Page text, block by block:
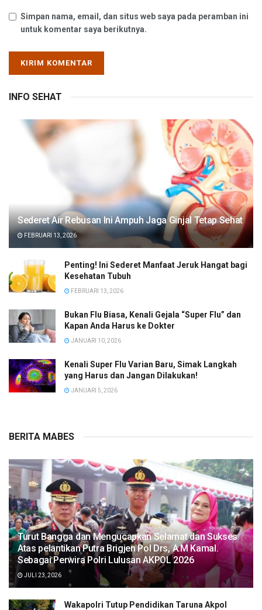
Simpan nama, email, dan situs web saya pada peramban ini
untuk komentar saya berikutnya.
INFO SEHAT
Sederet Air Rebusan Ini Ampuh Jaga Ginjal Tetap Sehat
FEBRUARI 13, 2026
Penting! Ini Sederet Manfaat Jeruk Hangat bagi
Kesehatan Tubuh
FEBRUARI 13, 2026
Bukan Flu Biasa, Kenali Gejala “Super Flu” dan
Kapan Anda Harus ke Dokter
JANUARI 10, 2026
Kenali Super Flu Varian Baru, Simak Langkah
yang Harus dan Jangan Dilakukan!
JANUARI 5, 2026
BERITA MABES
Turut Bangga dan Mengucapkan Selamat dan Sukses
Atas pelantikan Putra Brigjen Pol Drs, A.M Kamal.
Sebagai Perwira Polri Lulusan AKPOL 2026
JULI 23, 2026
Wakapolri Tutup Pendidikan Taruna Akpol